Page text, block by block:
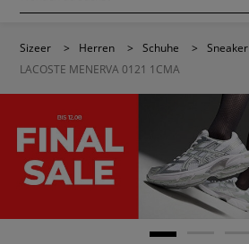
Sizeer > Herren > Schuhe > Sneaker
LACOSTE MENERVA 0121 1CMA